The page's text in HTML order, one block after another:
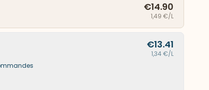
€14.90
1,49 €/L
€13.41
1,34 €/L